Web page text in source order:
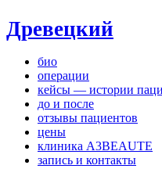
Древецкий
био
операции
кейсы — истории
до и после
отзывы пациентов
цены
клиника A3BEAUTE
запись и контакты